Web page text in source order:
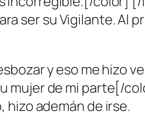
ser su Vigilante. Al
y eso me hizo
mujer de mi parte[/
ademán de irse.